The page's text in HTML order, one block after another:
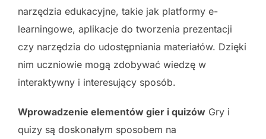
narzędzia edukacyjne, takie jak platformy e-
learningowe, aplikacje do tworzenia prezentacji
czy narzędzia do udostępniania materiałów. Dzięki
nim uczniowie mogą zdobywać wiedzę w
interaktywny i interesujący sposób.
Wprowadzenie elementów gier i quizów Gry i
quizy są doskonałym sposobem na